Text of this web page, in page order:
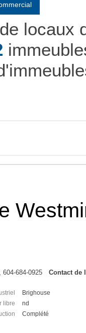
de
684-0925 Contact de
Brighouse
libre
nd
Complété